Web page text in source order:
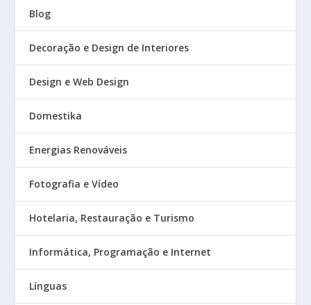
Blog
Decoração e Design de Interiores
Design e Web Design
Domestika
Energias Renováveis
Fotografia e Vídeo
Hotelaria, Restauração e Turismo
Informática, Programação e Internet
Línguas